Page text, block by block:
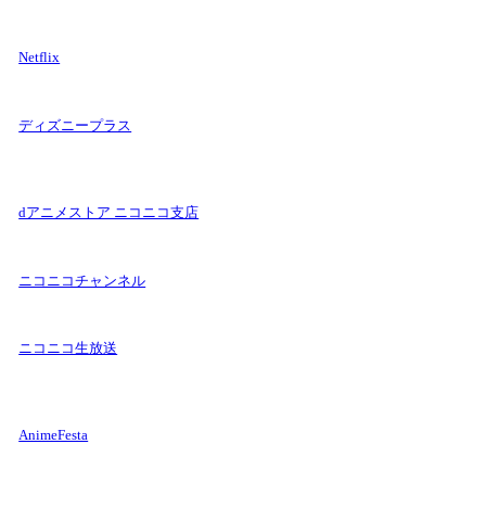
Netflix
ディズニープラス
dアニメストア ニコニコ支店
ニコニコチャンネル
ニコニコ生放送
AnimeFesta